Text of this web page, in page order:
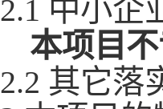
2.1 中小企
本项目 不
2.2 其它落